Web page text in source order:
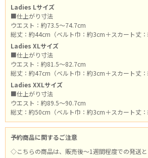
Ladies Lサイズ
■仕上がり寸法
ウエスト：約73.5～74.7cm
総丈：約44cm（ベルト巾：約3cm＋スカート丈
Ladies XLサイズ
■仕上がり寸法
ウエスト：約81.5～82.7cm
総丈：約47cm（ベルト巾：約3cm＋スカート丈
Ladies XXLサイズ
■仕上がり寸法
ウエスト：約89.5～90.7cm
総丈：約50cm（ベルト巾：約3cm＋スカート丈
予約商品に関するご注意
◇こちらの商品は、販売後～1週間程度での発送と